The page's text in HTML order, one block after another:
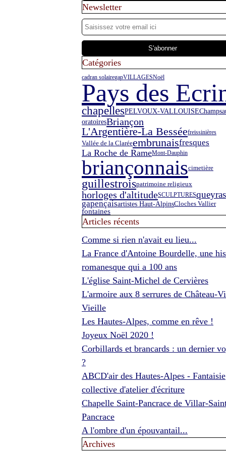
Newsletter
Catégories
cadran solairegapVILLAGESNoël
Pays des
chapellesPELVOUX-VALLOUISE
oratoiresBriançon
L'Argentière-La Besséefreissinières
Vallée de la Claréeembrunaisfresques
La Roche de RameMont-Dauphin
briançonnaiscimetière
guillestroispatrimoine religieux
horloges d'altitudeSCULPTURESqueyras
gapençaisartistes Haut-AlpinsCloches Vallier
fontaines
Articles récents
Comme si rien n'avait eu lieu...
La France d'Antoine Bourdelle, une
romanesque qui a 100 ans
L'église Saint-Michel de Cervières
L'armoire aux 8 serrures de Château-
Vieille
Les Hautes-Alpes, comme en rêve !
Joyeux Noël 2020 !
Corbillards et brancards : un dernier
?
ABCD'air des Hautes-Alpes - Fantaisie
collective d'atelier d'écriture
Chapelle Saint-Pancrace de Villar-
Pancrace
A l'ombre d'un épouvantail...
Archives